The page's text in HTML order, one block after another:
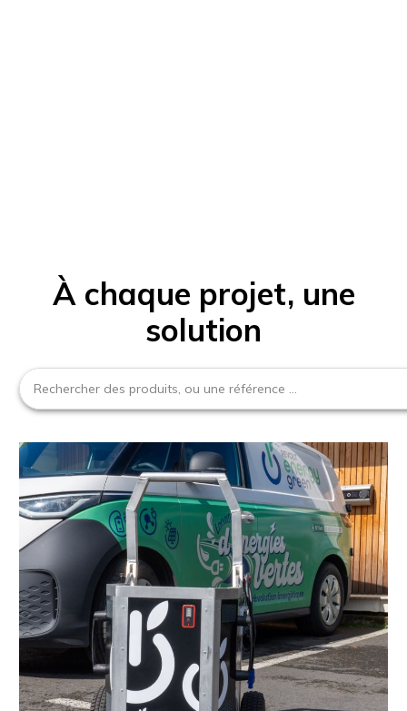
À chaque projet, une
solution